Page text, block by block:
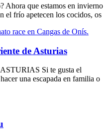
Ahora que estamos en invierno
el frío apetecen los cocidos, os
de Asturias
Si te gusta el
una escapada en familia o